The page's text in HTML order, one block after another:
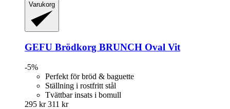
Varukorg
GEFU Brödkorg BRUNCH Oval Vit
-5%
Perfekt för bröd & baguette
Ställning i rostfritt stål
Tvättbar insats i bomull
295 kr 311 kr